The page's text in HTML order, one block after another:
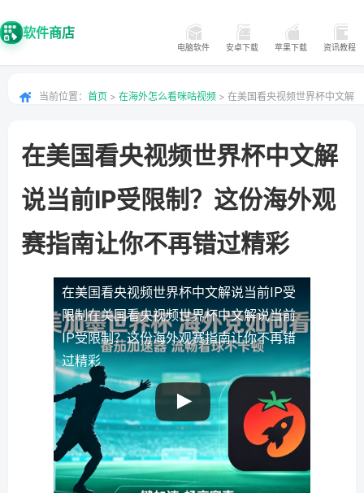
软件商店
电脑软件 安卓下载 苹果下载 资讯教程
当前位置： 首页 > 在海外怎么看咪咕视频 > 在美国看央视频世界杯中文解
在美国看央视频世界杯中文解
说当前IP受限制？这份海外观
赛指南让你不再错过精彩
在美国看央视频世界杯中文解说当前IP受
限制在美国看央视频世界杯中文解说当前
IP受限制？这份海外观赛指南让你不再错
过精彩